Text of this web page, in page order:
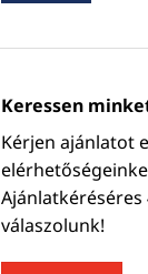
Keressen
Kérjen ajánlatot
válaszolunk!